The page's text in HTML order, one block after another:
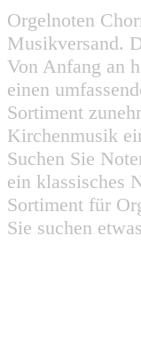
Orgelnoten
Musikversand.
Von Anfang an
einen
Sortiment
Kirchenmusik
Suchen Sie
ein klassisches
Sortiment für
Sie suchen